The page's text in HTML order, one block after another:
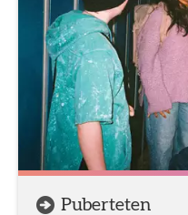
Puberteten